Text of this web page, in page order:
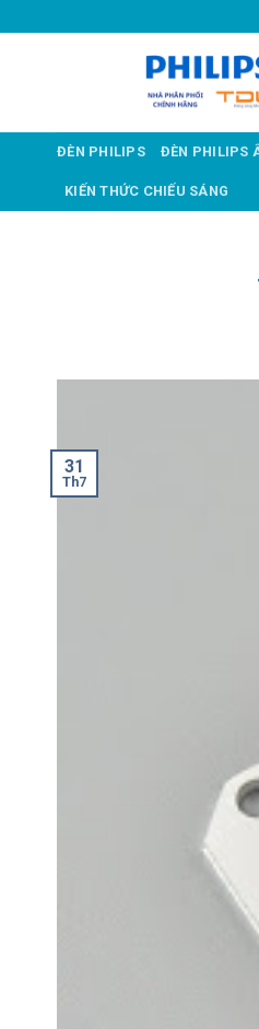
qua
ĐÈN PHILIPS ĐÈN PHILIPS
KIẾN THỨC CHIẾU SÁNG
31
Th7